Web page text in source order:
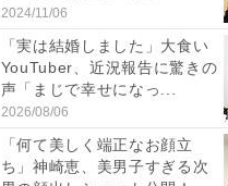
2024/11/06
「実は結婚しました」大食い
YouTuber、近況報告に驚きの
声「まじで幸せになっ...
2026/08/06
「何て美しく端正なお顔立
ち」神崎恵、美男子すぎる次